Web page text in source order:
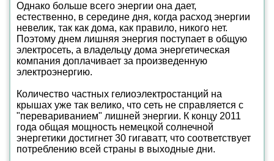
Однако больше всего энергии она дает,
естественно, в середине дня, когда расход энергии
невелик, так как дома, как правило, никого нет.
Поэтому днем лишняя энергия поступает в общую
электросеть, а владельцу дома энергетическая
компания доплачивает за произведенную
электроэнергию.
Количество частных гелиоэлектростанций на
крышах уже так велико, что сеть не справляется с
"перевариванием" лишней энергии. К концу 2011
года общая мощность немецкой солнечной
энергетики достигнет 30 гигаватт, что соответствует
потреблению всей страны в выходные дни.